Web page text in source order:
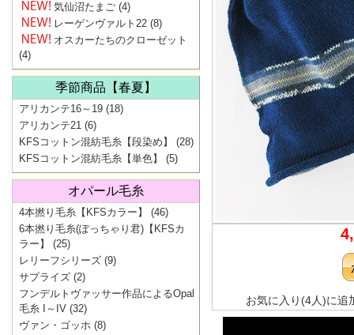
お気に入り(4人)に追
気仙沼たまご (4)
レーゲンヴァルト22 (8)
オスカーたちのクローゼット
(4)
季節商品【春夏】
アリカンテ16～19 (18)
アリカンテ21 (6)
KFSコットン混紡毛糸【段染め】
(28)
KFSコットン混紡毛糸【単色】
(5)
オパール毛糸
4本撚り毛糸【KFSカラー】
(46)
6本撚り毛糸(ぽっちゃり君)【KFSカ
ラー】
(25)
レリーフシリーズ (9)
サプライズ (2)
フンデルトヴァッサー作品によるOpal
毛糸 I～IV (32)
ヴァン・ゴッホ (8)